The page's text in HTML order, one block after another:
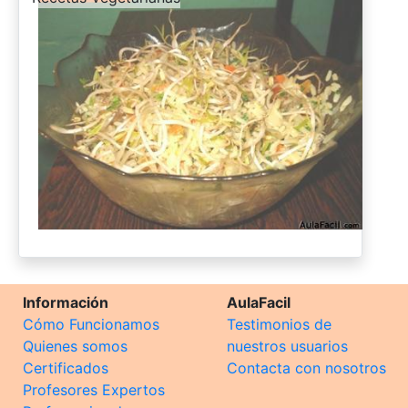
Información
Cómo Funcionamos
Quienes somos
Certificados
Profesores Expertos
AulaFacil
Testimonios de
nuestros usuarios
Contacta con nosotros